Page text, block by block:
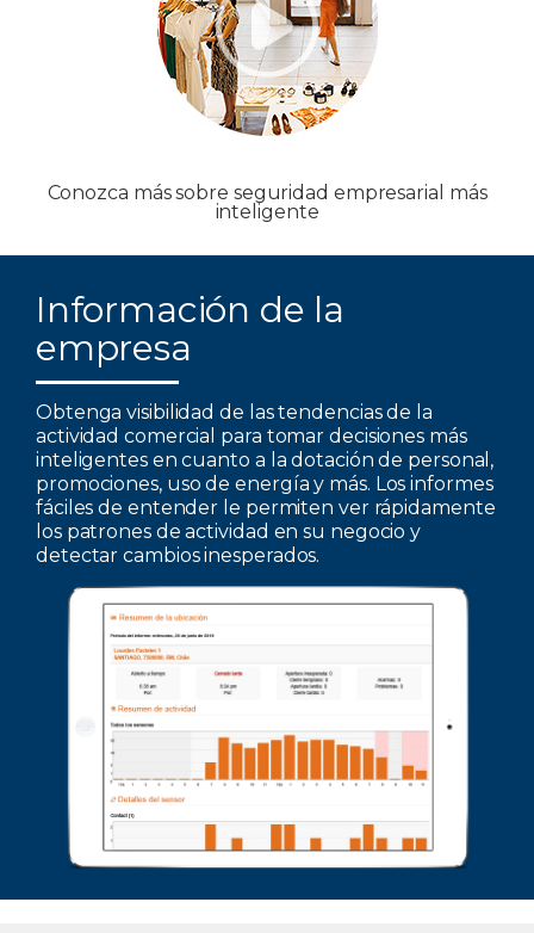
Conozca más sobre seguridad empresarial más
inteligente
Información de la
empresa
Obtenga visibilidad de las tendencias de la
actividad comercial para tomar decisiones más
inteligentes en cuanto a la dotación de personal,
promociones, uso de energía y más. Los informes
fáciles de entender le permiten ver rápidamente
los patrones de actividad en su negocio y
detectar cambios inesperados.